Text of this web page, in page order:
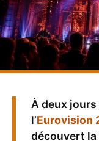
À deux
l’Eurovision
découvert